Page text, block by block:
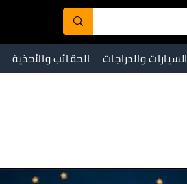
الحقائب والأحذية السيارات والدراجات